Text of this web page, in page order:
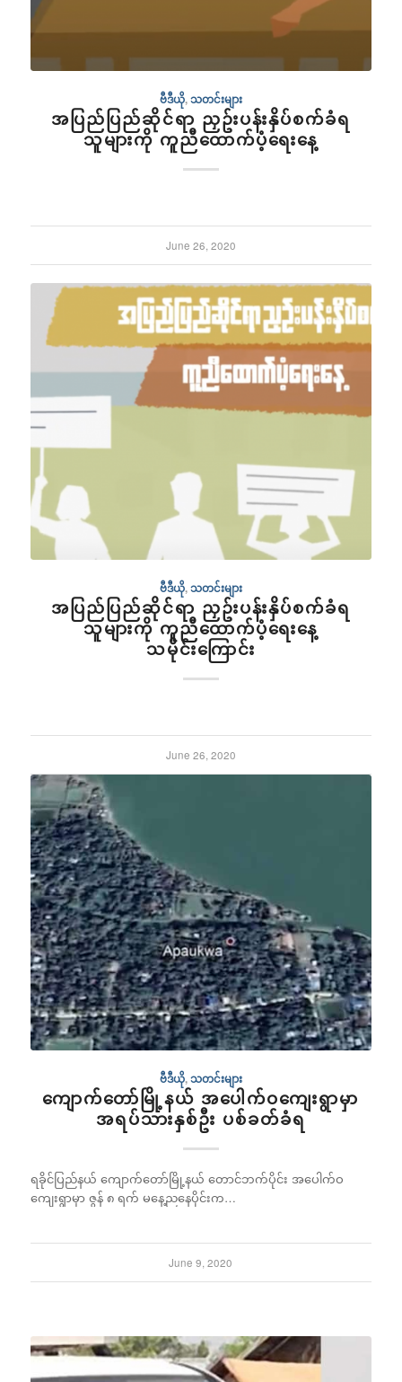
ဗီဒီယို,သတင်းများ
အပြည်ပြည်ဆိုင်ရာ‌ ညှဥ်းပန်းနှိပ်စက်ခံရ
သူများကို ကူညီထောက်ပံ့ရေးနေ့
June 26, 2020
ဗီဒီယို,သတင်းများ
အပြည်ပြည်ဆိုင်ရာ‌ ညှဥ်းပန်းနှိပ်စက်ခံရ
သူများကို ကူညီထောက်ပံ့ရေးနေ့
သမိုင်းကြောင်း
June 26, 2020
ဗီဒီယို,သတင်းများ
ကျောက်တော်မြို့နယ် အပေါက်ဝကျေးရွာမှာ
အရပ်သားနှစ်ဦး ပစ်ခတ်ခံရ
ရခိုင်ပြည်နယ် ကျောက်တော်မြို့နယ် တောင်ဘက်ပိုင်း အပေါက်ဝ
ကျေးရွာမှာ ဇွန် ၈ ရက် မနေ့ညနေပိုင်းက…
June 9, 2020